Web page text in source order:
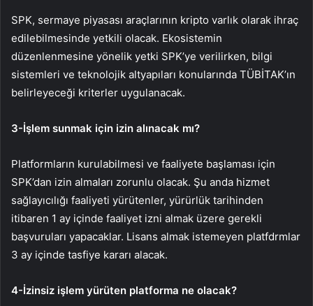
SPK, sermaye piyasası araçlarının kripto varlık olarak ihraç
edilebilmesinde yetkili olacak. Ekosistemin
düzenlenmesine yönelik yetki SPK’ye verilirken, bilgi
sistemleri ve teknolojik altyapıları konularında TÜBİTAK’ın
belirleyeceği kriterler uygulanacak.
3-İşlem sunmak için izin alınacak mı?
Platformların kurulabilmesi ve faaliyete başlaması için
SPK’dan izin almaları zorunlu olacak. Şu anda hizmet
sağlayıcılığı faaliyeti yürütenler, yürürlük tarihinden
itibaren 1 ay içinde faaliyet izni almak üzere gerekli
başvuruları yapacaklar. Lisans almak istemeyen platfdrmlar
3 ay içinde tasfiye kararı alacak.
4-İzinsiz işlem yürüten platforma ne olacak?